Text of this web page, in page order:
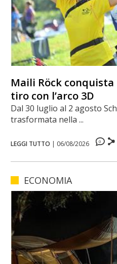
Maili Röck
tiro con l’arco 3D
Dal 30 luglio al 2 agosto
trasformata nella ...
LEGGI TUTTO | 06/08/2026 0
ECONOMIA